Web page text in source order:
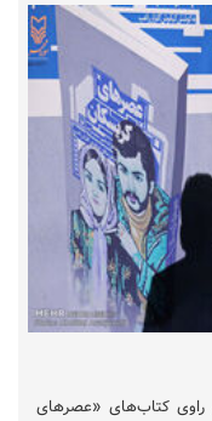
راوی کتاب‌های «عصرهای